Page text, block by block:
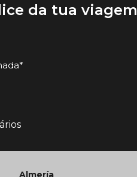
da tua viagem
Almería